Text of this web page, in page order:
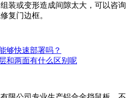
装或变形造成间隙太大，可以咨询
复门边框。
够快速部署吗？
和两面有什么区别呢